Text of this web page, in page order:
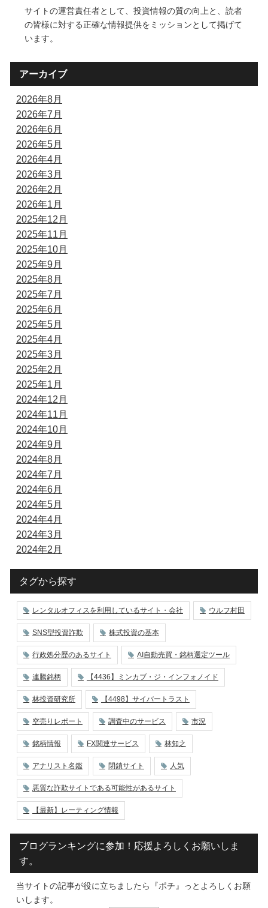
サイトの運営責任者として、投資情報の質の向上と、読者
の皆様に対する正確な情報提供をミッションとして掲げて
います。
アーカイブ
2026年8月
2026年7月
2026年6月
2026年5月
2026年4月
2026年3月
2026年2月
2026年1月
2025年12月
2025年11月
2025年10月
2025年9月
2025年8月
2025年7月
2025年6月
2025年5月
2025年4月
2025年3月
2025年2月
2025年1月
2024年12月
2024年11月
2024年10月
2024年9月
2024年8月
2024年7月
2024年6月
2024年5月
2024年4月
2024年3月
2024年2月
タグから探す
レンタルオフィスを利用しているサイト・会社 ウルフ村田
SNS型投資詐欺 株式投資の基本
行政処分歴のあるサイト AI自動売買・銘柄選定ツール
連騰銘柄 【4436】ミンカブ・ジ・インフォノイド
林投資研究所 【4498】サイバートラスト
空売りレポート 調査中のサービス 市況
銘柄情報 FX関連サービス 林知之
アナリスト名鑑 閉鎖サイト 人気
悪質な詐欺サイトである可能性があるサイト
【最新】レーティング情報
ブログランキングに参加！応援よろしくお願いしま
す。
当サイトの記事が役に立ちましたら『ポチ』っとよろしくお願
いします。